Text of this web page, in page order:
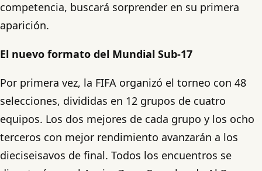
competencia, buscará sorprender en su primera
aparición.
El nuevo formato del Mundial Sub-17
Por primera vez, la FIFA organizó el torneo con 48
selecciones, divididas en 12 grupos de cuatro
equipos. Los dos mejores de cada grupo y los ocho
terceros con mejor rendimiento avanzarán a los
dieciseisavos de final. Todos los encuentros se